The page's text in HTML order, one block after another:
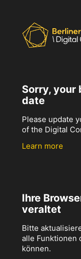
Sorry, your
date
Please update
of the Digital
Learn more
Ihre
veraltet
Bitte
alle Funktionen
können.